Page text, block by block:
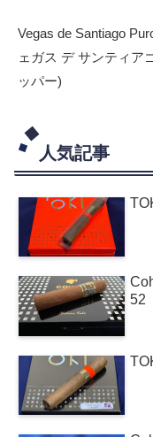
Vegas de Santiago
ェガス デ サンティア
ッパー)
人気記事
52